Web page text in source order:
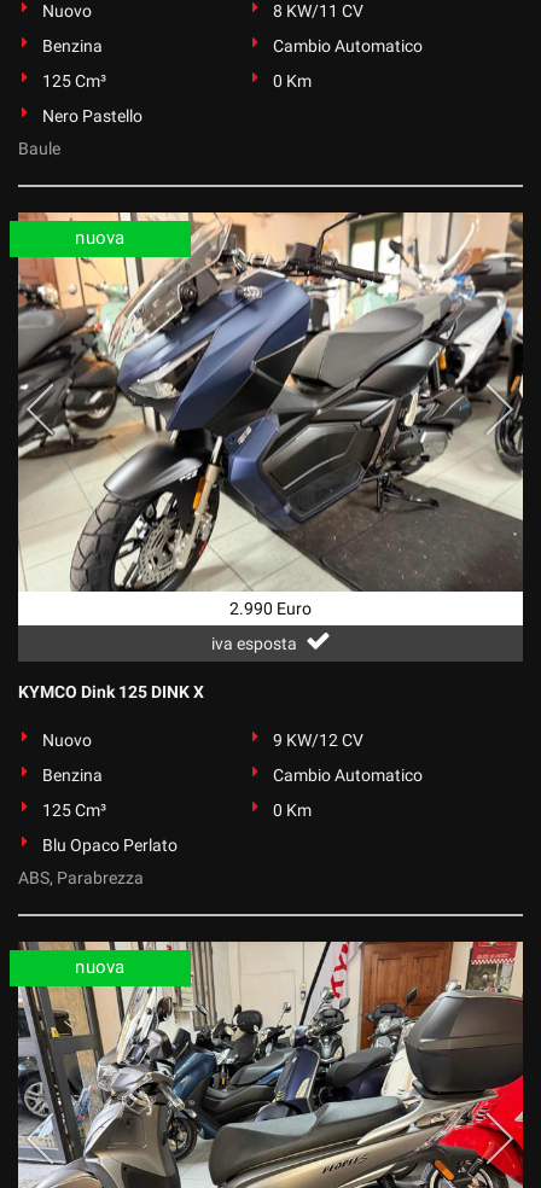
Nuovo
8 KW/11 CV
Benzina
Cambio Automatico
125 Cm³
0 Km
Nero Pastello
Baule
2.990 Euro
iva esposta
nuova
KYMCO Dink 125 DINK X
Nuovo
9 KW/12 CV
Benzina
Cambio Automatico
125 Cm³
0 Km
Blu Opaco Perlato
ABS, Parabrezza
nuova